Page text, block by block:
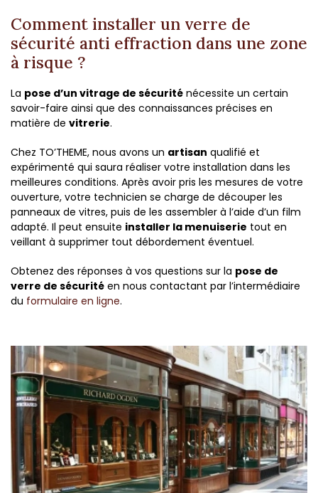
Comment installer un verre de
sécurité anti effraction dans une zone
à risque ?
La pose d’un vitrage de sécurité nécessite un certain
savoir-faire ainsi que des connaissances précises en
matière de vitrerie.
Chez TO’THEME, nous avons un artisan qualifié et
expérimenté qui saura réaliser votre installation dans les
meilleures conditions. Après avoir pris les mesures de votre
ouverture, votre technicien se charge de découper les
panneaux de vitres, puis de les assembler à l’aide d’un film
adapté. Il peut ensuite installer la menuiserie tout en
veillant à supprimer tout débordement éventuel.
Obtenez des réponses à vos questions sur la pose de
verre de sécurité en nous contactant par l’intermédiaire
du formulaire en ligne.